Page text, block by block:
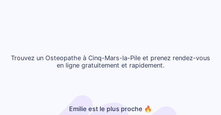
Trouvez un Osteopathe à Cinq-Mars-la-Pile et prenez rendez-vous
en ligne gratuitement et rapidement.
Emilie est le plus proche 🔥